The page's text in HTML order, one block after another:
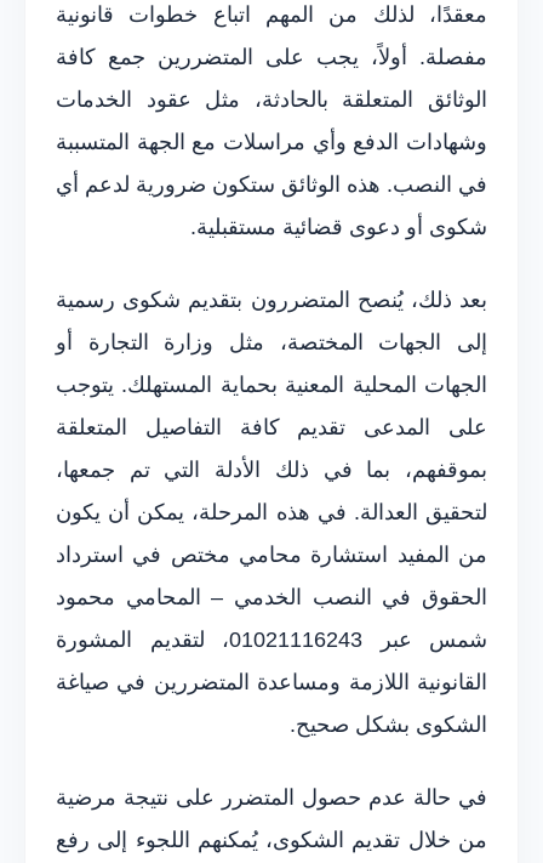
معقدًا، لذلك من المهم اتباع خطوات قانونية
مفصلة. أولاً، يجب على المتضررين جمع كافة
الوثائق المتعلقة بالحادثة، مثل عقود الخدمات
وشهادات الدفع وأي مراسلات مع الجهة المتسببة
في النصب. هذه الوثائق ستكون ضرورية لدعم أي
شكوى أو دعوى قضائية مستقبلية.
بعد ذلك، يُنصح المتضررون بتقديم شكوى رسمية
إلى الجهات المختصة، مثل وزارة التجارة أو
الجهات المحلية المعنية بحماية المستهلك. يتوجب
على المدعى تقديم كافة التفاصيل المتعلقة
بموقفهم، بما في ذلك الأدلة التي تم جمعها،
لتحقيق العدالة. في هذه المرحلة، يمكن أن يكون
من المفيد استشارة محامي مختص في استرداد
الحقوق في النصب الخدمي – المحامي محمود
شمس عبر 01021116243، لتقديم المشورة
القانونية اللازمة ومساعدة المتضررين في صياغة
الشكوى بشكل صحيح.
في حالة عدم حصول المتضرر على نتيجة مرضية
من خلال تقديم الشكوى، يُمكنهم اللجوء إلى رفع